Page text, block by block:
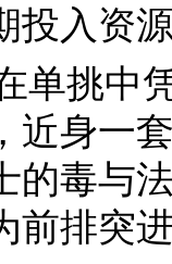
投入资
单挑中
近身一
的毒与
前排突